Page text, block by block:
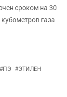
сроком на 30
газа
#ПЭ #ЭТИЛЕН